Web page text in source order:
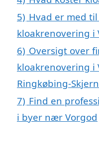
5) Hvad er med
kloakrenovering i
6) Oversigt over
kloakrenovering i
Ringkøbing-
7) Find en
i byer nær Vorgod